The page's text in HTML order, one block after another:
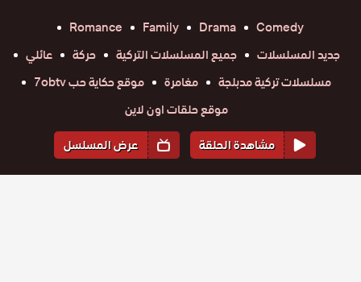
Comedy
Drama
Family
Romance
جديد المسلسلات
جميع المسلسلات التركية حركة
عائلي
مسلسلات تركية مدبلجة
مغامرة
موقع حكاية حب 7obtv
موقع حلقات اون لاين
مشاهدة الحلقة
عرض المسلسل